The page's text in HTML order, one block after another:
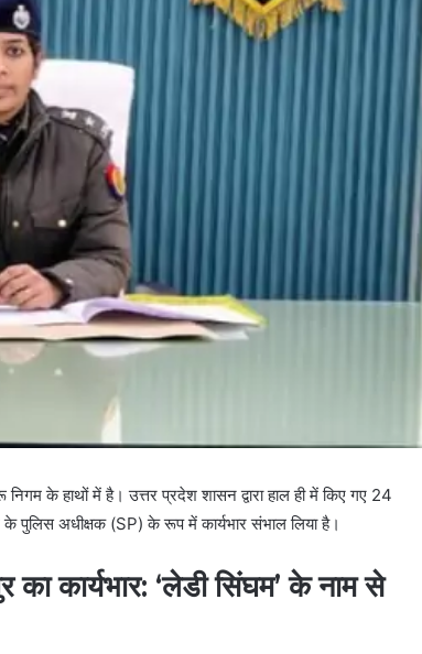
के हाथों में है। उत्तर प्रदेश शासन द्वारा हाल ही में किए गए 24
पुलिस अधीक्षक (SP) के रूप में कार्यभार संभाल लिया है।
कार्यभार: ‘लेडी सिंघम’ के नाम से